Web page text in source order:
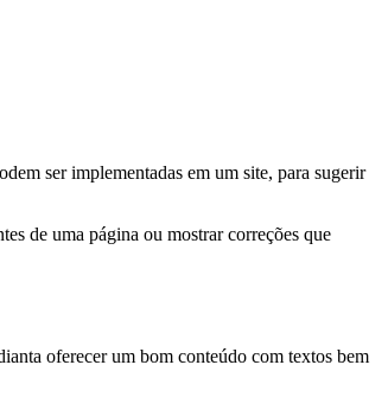
ser implementadas em um site, para sugerir
de uma página ou mostrar correções que
oferecer um bom conteúdo com textos bem